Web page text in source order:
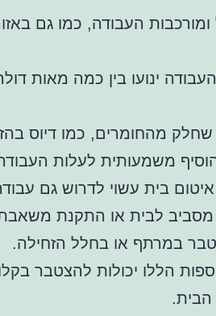
ומורכבות העבודה, כמו גם
ינועו בין כמה מאות
שחלק מהחומרים, כמו דיוס
משמעותית לעלות
בית עשוי לדרוש גם עבודה
לבית או התקנת משאבת
במרתף או בחלל הזחילה.
הללו יכולות להצטבר
הבית.